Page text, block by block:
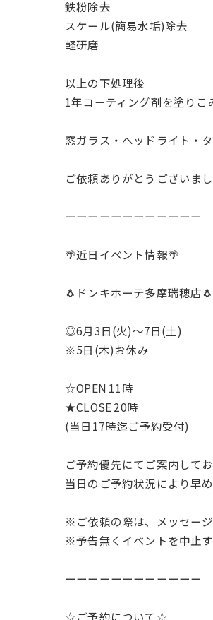
鉄粉除去
スケール(簡易水垢)除去
軽研磨
以上の下処理後
1年コーティング剤を塗りこ
窓ガラス・ヘッドライト・
ご依頼ありがとうございま
ーーーーーーーーーーーー
🌴近日イベント情報🌴
🐧ドンキホーテ多摩瑞穂店🐧
◎6月3日(火)〜7日(土)
※5日(木)お休み
☆OPEN 11時
★CLOSE 20時
(当日17時迄ご予約受付)
ご予約優先にてご案内して
当日のご予約状況により早
※ご依頼の際は、メッセー
※予告無くイベントを中止
ーーーーーーーーーーーー
☆ご予約について☆